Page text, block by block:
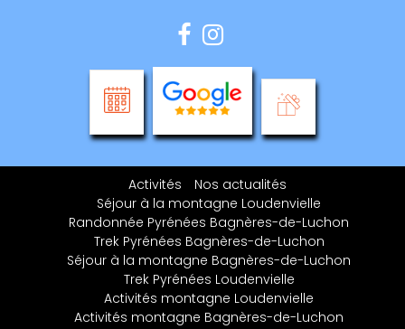
Activités
Nos actualités
Séjour à la montagne Loudenvielle
Randonnée Pyrénées Bagnères-de-Luchon
Trek Pyrénées Bagnères-de-Luchon
Séjour à la montagne Bagnères-de-Luchon
Trek Pyrénées Loudenvielle
Activités montagne Loudenvielle
Activités montagne Bagnères-de-Luchon